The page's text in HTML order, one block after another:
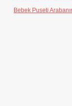
Bebek Puseti